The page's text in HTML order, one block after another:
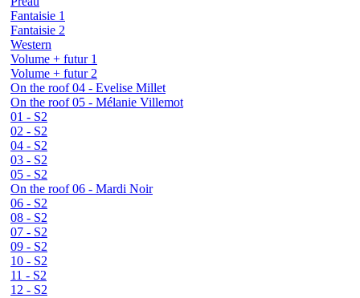
Fantaisie 1
Fantaisie 2
Western
Volume + futur 1
Volume + futur 2
On the roof 04 - Evelise Millet
On the roof 05 - Mélanie Villemot
01 - S2
02 - S2
04 - S2
03 - S2
05 - S2
On the roof 06 - Mardi Noir
06 - S2
08 - S2
07 - S2
09 - S2
10 - S2
11 - S2
12 - S2